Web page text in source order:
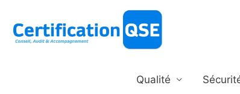
contenu
Qualité